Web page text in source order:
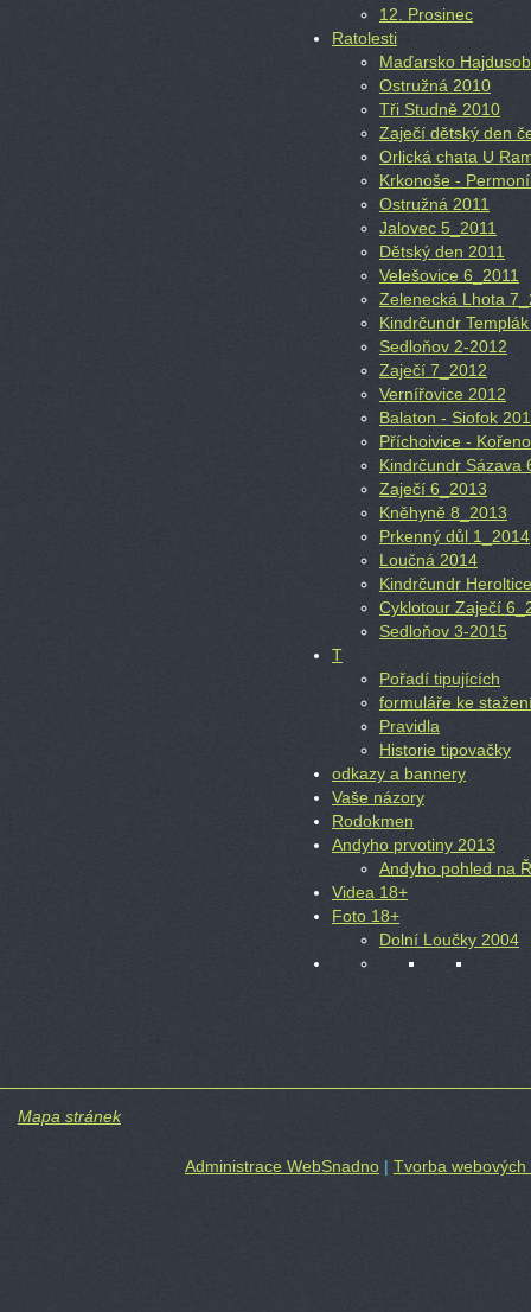
12. Prosinec
Ratolesti
Maďarsko
Ostružná 2010
Tři Studně 2010
Zaječí dětský den
Orlická chata U
Krkonoše -
Ostružná 2011
Jalovec 5_2011
Dětský den 2011
Velešovice 6_2011
Zelenecká Lhota
Kindrčundr
Sedloňov 2-2012
Zaječí 7_2012
Vernířovice 2012
Balaton - Siofok
Příchoivice -
Kindrčundr Sázava
Zaječí 6_2013
Kněhyně 8_2013
Prkenný důl 1_2014
Loučná 2014
Kindrčundr
Cyklotour Zaječí
Sedloňov 3-2015
T
Pořadí tipujících
formuláře ke
Pravidla
Historie tipovačky
odkazy a bannery
Vaše názory
Rodokmen
Andyho prvotiny 2013
Andyho pohled na
Videa 18+
Foto 18+
Dolní Loučky 2004
Mapa stránek
Administrace WebSnadno | Tvorba